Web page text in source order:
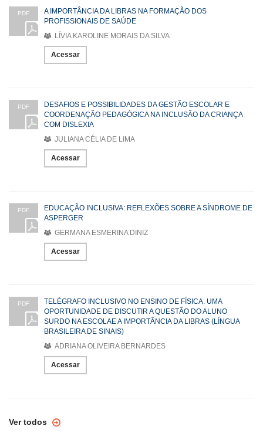
PDF
A IMPORTÂNCIA DA LIBRAS NA FORMAÇÃO DOS
PROFISSIONAIS DE SAÚDE
LÍVIA KAROLINE MORAIS DA SILVA
Acessar
PDF
DESAFIOS E POSSIBILIDADES DA GESTÃO ESCOLAR E
COORDENAÇÃO PEDAGÓGICA NA INCLUSÃO DA CRIANÇA
COM DISLEXIA
JULIANA CÉLIA DE LIMA
Acessar
PDF
EDUCAÇÃO INCLUSIVA: REFLEXÕES SOBRE A SÍNDROME DE
ASPERGER
GERMANA ESMERINA DINIZ
Acessar
PDF
TELÉGRAFO INCLUSIVO NO ENSINO DE FÍSICA: UMA
OPORTUNIDADE DE DISCUTIR A QUESTÃO DO ALUNO
SURDO NA ESCOLAE A IMPORTÂNCIA DA LIBRAS (LÍNGUA
BRASILEIRA DE SINAIS)
ADRIANA OLIVEIRA BERNARDES
Acessar
Ver todos